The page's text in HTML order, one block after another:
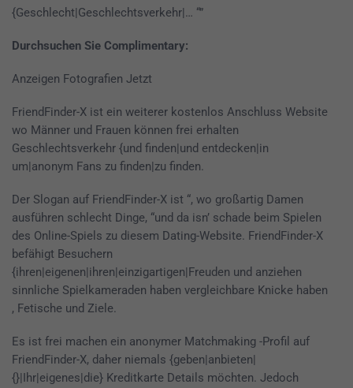
{Geschlecht|Geschlechtsverkehr|… “”
Durchsuchen Sie Complimentary:
Anzeigen Fotografien Jetzt
FriendFinder-X ist ein weiterer kostenlos Anschluss Website
wo Männer und Frauen können frei erhalten
Geschlechtsverkehr {und finden|und entdecken|in
um|anonym Fans zu finden|zu finden.
Der Slogan auf FriendFinder-X ist “, wo großartig Damen
ausführen schlecht Dinge, “und da isn’ schade beim Spielen
des Online-Spiels zu diesem Dating-Website. FriendFinder-X
befähigt Besuchern
{ihren|eigenen|ihren|einzigartigen|Freuden und anziehen
sinnliche Spielkameraden haben vergleichbare Knicke haben
, Fetische und Ziele.
Es ist frei machen ein anonymer Matchmaking -Profil auf
FriendFinder-X, daher niemals {geben|anbieten|
{}|Ihr|eigenes|die} Kreditkarte Details möchten. Jedoch